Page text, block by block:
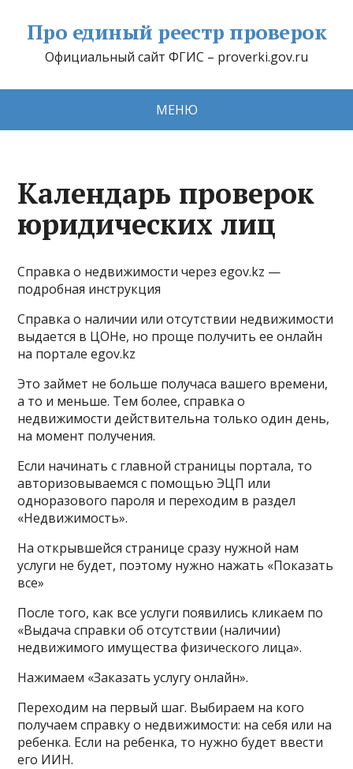
Про единый реестр проверок
Официальный сайт ФГИС – proverki.gov.ru
МЕНЮ
Календарь проверок
юридических лиц
Справка о недвижимости через egov.kz —
подробная инструкция
Справка о наличии или отсутствии недвижимости
выдается в ЦОНе, но проще получить ее онлайн
на портале egov.kz
Это займет не больше получаса вашего времени,
а то и меньше. Тем более, справка о
недвижимости действительна только один день,
на момент получения.
Если начинать с главной страницы портала, то
авторизовываемся с помощью ЭЦП или
одноразового пароля и переходим в раздел
«Недвижимость».
На открывшейся странице сразу нужной нам
услуги не будет, поэтому нужно нажать «Показать
все»
После того, как все услуги появились кликаем по
«Выдача справки об отсутствии (наличии)
недвижимого имущества физического лица».
Нажимаем «Заказать услугу онлайн».
Переходим на первый шаг. Выбираем на кого
получаем справку о недвижимости: на себя или на
ребенка. Если на ребенка, то нужно будет ввести
его ИИН.